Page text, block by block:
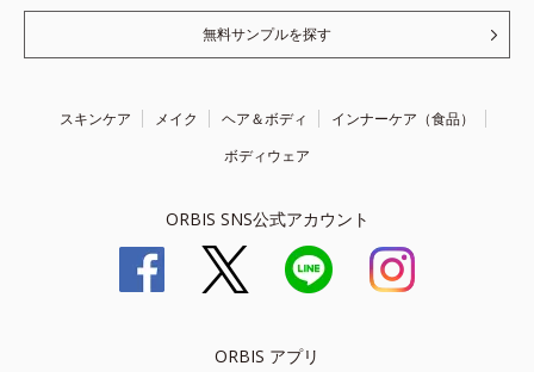
無料サンプルを探す
スキンケア メイク ヘア＆ボディ
インナーケア（食品）
ボディウェア
ORBIS SNS公式アカウント
ORBIS アプリ